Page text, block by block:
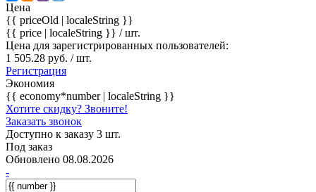
Цена
{{ priceOld | localeString }}
{{ price | localeString }} / шт.
Цена для зарегистрированных пользователей:
1 505.28 руб. / шт.
Регистрация
Экономия
{{ economy*number | localeString }}
Хотите скидку? Звоните!
Заказать звонок
Доступно к заказу 3 шт.
Под заказ
Обновлено 08.08.2026
-